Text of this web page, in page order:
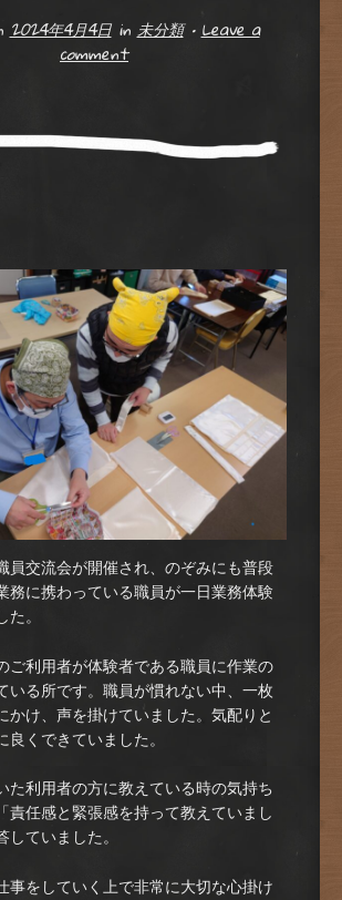
2024年4月4日 in未分類 •Leave a
comment
員交流会が開催され、のぞみにも普段
務に携わっている職員が一日業務体験
た。
ご利用者が体験者である職員に作業の
いる所です。職員が慣れない中、一枚
かけ、声を掛けていました。気配りと
良くできていました。
た利用者の方に教えている時の気持ち
責任感と緊張感を持って教えていまし
していました。
事をしていく上で非常に大切な心掛け